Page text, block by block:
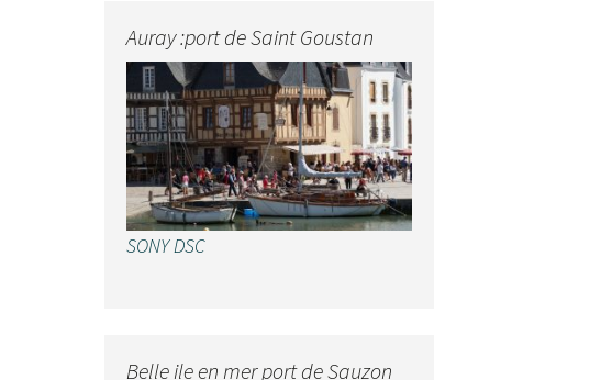
Auray :port de Saint Goustan
SONY DSC
Belle ile en mer port de Sauzon